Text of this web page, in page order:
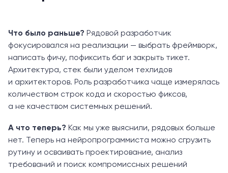
Что было раньше? Рядовой разработчик
фокусировался на реализации — выбрать фреймворк,
написать фичу, пофиксить баг и закрыть тикет.
Архитектура, стек были уделом техлидов
и архитекторов. Роль разработчика чаще измерялась
количеством строк кода и скоростью фиксов,
а не качеством системных решений.
А что теперь? Как мы уже выяснили, рядовых больше
нет. Теперь на нейропрограммиста можно сгрузить
рутину и осваивать проектирование, анализ
требований и поиск компромиссных решений